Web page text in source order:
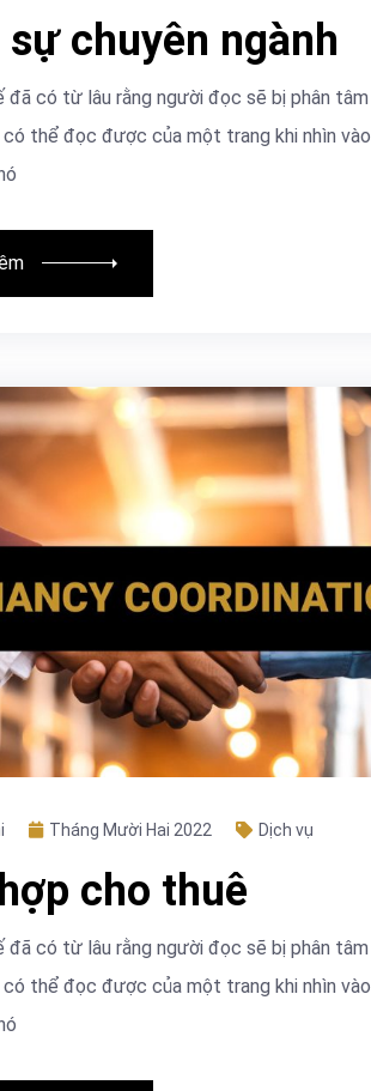
sự chuyên ngành
có từ lâu rằng người đọc sẽ bị phân tâm
có thể đọc được của một trang khi nhìn vào
Tháng Mười Hai 2022 Dịch vụ
cho thuê
có từ lâu rằng người đọc sẽ bị phân tâm
có thể đọc được của một trang khi nhìn vào